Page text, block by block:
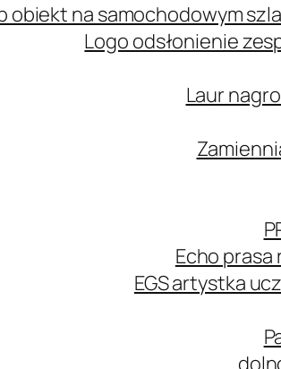
obiekt na samochodowym
Logo odsłonienie
Laur
Echo
EGS artystka